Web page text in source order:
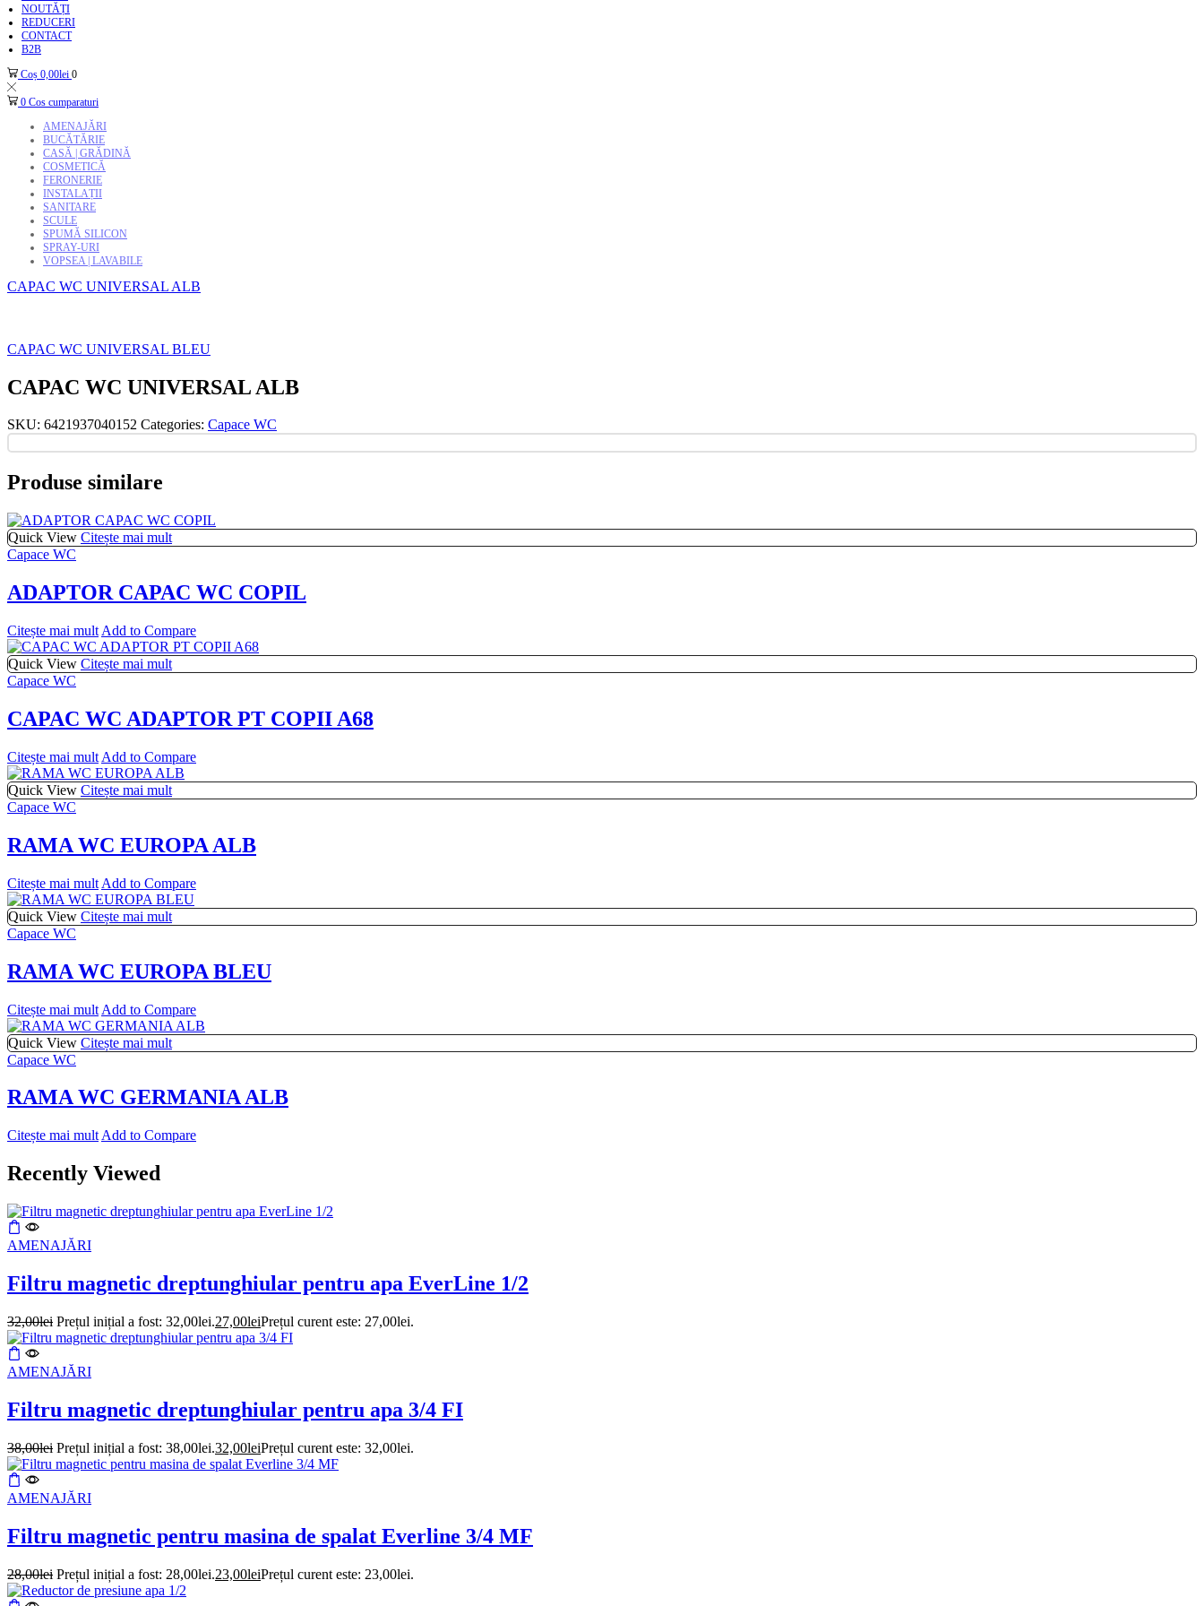
NOUTĂȚI
REDUCERI
CONTACT
B2B
Coș 0,00lei 0
0 Cos cumparaturi
AMENAJĂRI
BUCĂTĂRIE
CASĂ | GRĂDINĂ
COSMETICĂ
FERONERIE
INSTALAȚII
SANITARE
SCULE
SPUMĂ SILICON
SPRAY-URI
VOPSEA | LAVABILE
CAPAC WC UNIVERSAL ALB
CAPAC WC UNIVERSAL BLEU
CAPAC WC UNIVERSAL ALB
SKU: 6421937040152 Categories: Capace WC
Produse similare
Quick View Citește mai mult
Capace WC
ADAPTOR CAPAC WC COPIL
Citește mai mult Add to Compare
Quick View Citește mai mult
Capace WC
CAPAC WC ADAPTOR PT COPII A68
Citește mai mult Add to Compare
Quick View Citește mai mult
Capace WC
RAMA WC EUROPA ALB
Citește mai mult Add to Compare
Quick View Citește mai mult
Capace WC
RAMA WC EUROPA BLEU
Citește mai mult Add to Compare
Quick View Citește mai mult
Capace WC
RAMA WC GERMANIA ALB
Citește mai mult Add to Compare
Recently Viewed
AMENAJĂRI
Filtru magnetic dreptunghiular pentru apa EverLine 1/2
32,00lei Prețul inițial a fost: 32,00lei.27,00leiPrețul curent este: 27,00lei.
AMENAJĂRI
Filtru magnetic dreptunghiular pentru apa 3/4 FI
38,00lei Prețul inițial a fost: 38,00lei.32,00leiPrețul curent este: 32,00lei.
AMENAJĂRI
Filtru magnetic pentru masina de spalat Everline 3/4 MF
28,00lei Prețul inițial a fost: 28,00lei.23,00leiPrețul curent este: 23,00lei.